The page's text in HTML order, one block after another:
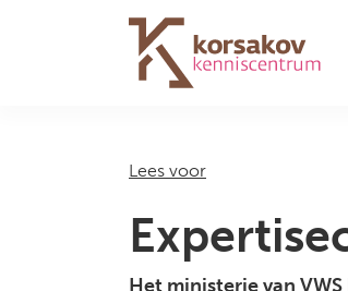
Navigation
Lees voor
Het ministerie van